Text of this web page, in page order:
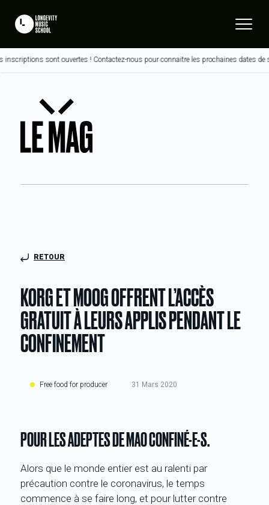
sont ouvertes ! Contactez-nous pour connaitre les prochaines dates de
RETOUR
KORG ET MOOG OFFRENT L’ACCÈS
GRATUIT À LEURS APPLIS PENDANT LE
CONFINEMENT
31 Mars 2020
Free food for producer
POUR LES ADEPTES DE MAO CONFINÉ-E-S.
Alors que le monde entier est au ralenti par
précaution contre le coronavirus, le temps
commence à se faire long, et pour lutter contre